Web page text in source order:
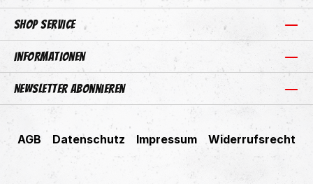
Shop Service
Informationen
Newsletter abonnieren
AGB Datenschutz Impressum Widerrufsrecht